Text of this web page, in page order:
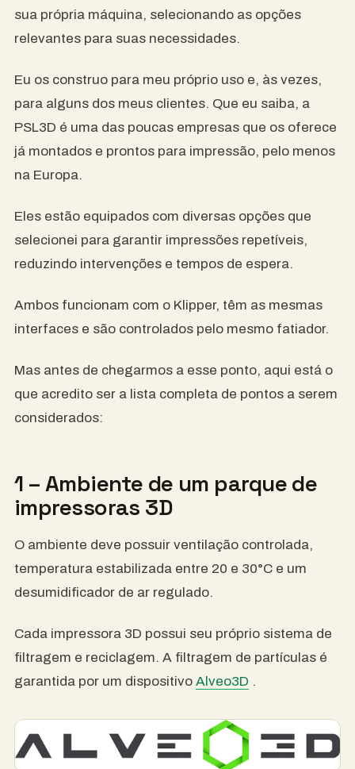
sua própria máquina, selecionando as opções
relevantes para suas necessidades.
Eu os construo para meu próprio uso e, às vezes,
para alguns dos meus clientes. Que eu saiba, a
PSL3D é uma das poucas empresas que os oferece
já montados e prontos para impressão, pelo menos
na Europa.
Eles estão equipados com diversas opções que
selecionei para garantir impressões repetíveis,
reduzindo intervenções e tempos de espera.
Ambos funcionam com o Klipper, têm as mesmas
interfaces e são controlados pelo mesmo fatiador.
Mas antes de chegarmos a esse ponto, aqui está o
que acredito ser a lista completa de pontos a serem
considerados:
1 – Ambiente de um parque de
impressoras 3D
O ambiente deve possuir ventilação controlada,
temperatura estabilizada entre 20 e 30°C e um
desumidificador de ar regulado.
Cada impressora 3D possui seu próprio sistema de
filtragem e reciclagem. A filtragem de partículas é
garantida por um dispositivo Alveo3D .